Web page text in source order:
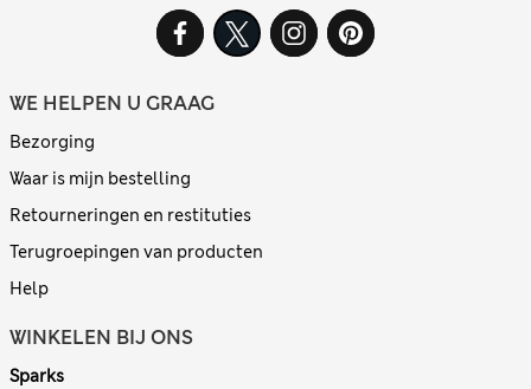
WE HELPEN U GRAAG
Bezorging
Waar is mijn bestelling
Retourneringen en restituties
Terugroepingen van producten
Help
WINKELEN BIJ ONS
Sparks